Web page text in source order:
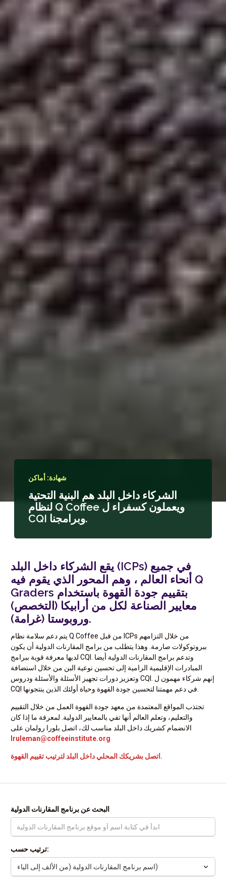
شهادة: أماكن
الشركاء داخل البلد هم البنية التحتية
لنظام Q Coffee ويعملون كسفراء ل
CQI وبرامجنا.
يقع الشركاء داخل البلد (ICPs) في جميع
أنحاء العالم ، وهم المحور الذي يقوم فيه Q
Graders بتقييم جودة القهوة باستخدام
معايير الصناعة لكل من أرابيكا (التخصص)
وروبوستا (غرامة).
يتم دعم سلامة نظام Q Coffee من قبل ICPs من خلال التزامهم
ببروتوكولات صارمة. وهذا يتطلب من برامج المقارنات الدولية أن يكون
لديها معرفة قوية ببرامج CQI. وتدعم برامج المقارنات الدولية أيضا
المبادرات الإقليمية الرامية إلى تحسين نوعية البن من خلال استضافة
وتعزيز دورات تجهيز الأسئلة والأسئلة ودروس CQI. إنهم شركاء مهمون ل
تجتذب المواقع المعتمدة من معهد جودة القهوة العمل من خلال التقييم
والتعليم، وتعلم العالم أنها تفي بالمعايير الدولية. لمعرفة ما إذا كان
الانضمام كشريك داخل البلد مناسب لك، اتصل بلورا رولمان على
lruleman@coffeeinstitute.org
اتصل بشريكك المحلي داخل البلد لترتيب تقييم القهوة.
البحث عن برنامج المقارنات الدولية
ترتيب حسب: